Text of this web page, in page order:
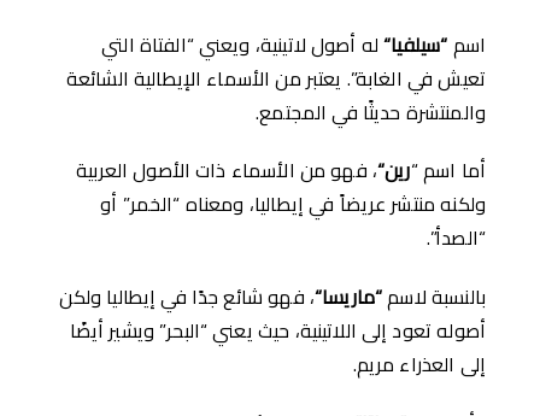
اسم“سيلفيا“له أصول لاتينية، ويعني “الفتاة التي
تعيش في الغابة”. يعتبر من الأسماء الإيطالية الشائعة
والمنتشرة حديثًا في المجتمع.
أما اسم “رين“، فهو من الأسماء ذات الأصول العربية
ولكنه منتشر عريضاً في إيطاليا، ومعناه “الخمر” أو
“الصدأ”.
بالنسبة لاسم“ماريسا“، فهو شائع جدًا في إيطاليا ولكن
أصوله تعود إلى اللاتينية، حيث يعني “البحر” ويشير أيضًا
إلى العذراء مريم.